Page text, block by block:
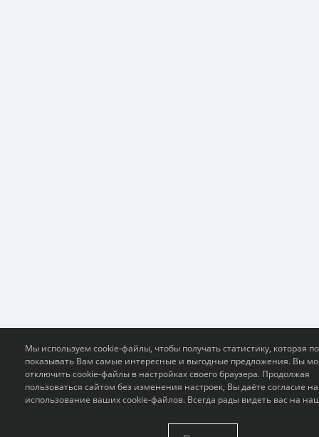
Мы используем cookie-файлы, чтобы получать статистику, которая
показывать Вам самые интересные и выгодные предложения. Вы
отключить cookie-файлы в настройках своего браузера. Продолжая
пользоваться сайтом без изменения настроек, Вы даёте согласие на
использование ваших cookie-файлов. Всегда рады видеть вас на